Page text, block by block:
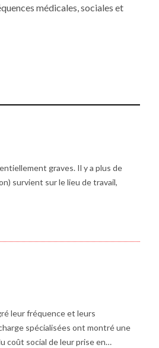
médicales, sociales et
graves. Il y a plus de
survient sur le lieu de travail,
leur fréquence et leurs
spécialisées ont montré une
coût social de leur prise en…